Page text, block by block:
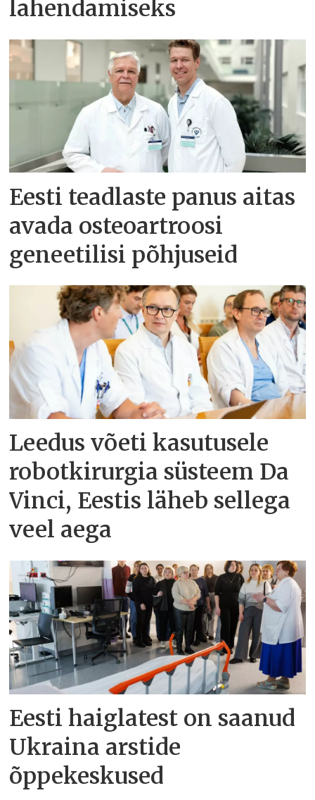
lahendamiseks
Eesti teadlaste panus aitas
avada osteoartroosi
geneetilisi põhjuseid
Leedus võeti kasutusele
robotkirurgia süsteem Da
Vinci, Eestis läheb sellega
veel aega
Eesti haiglatest on saanud
Ukraina arstide
õppekeskused